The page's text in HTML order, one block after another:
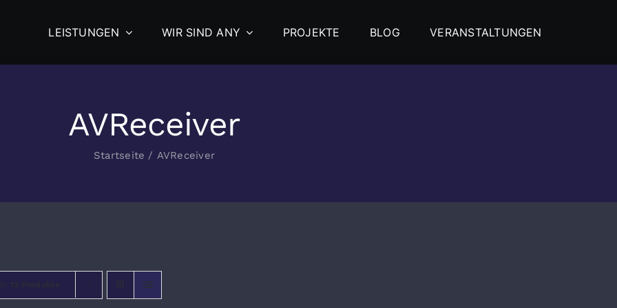
LEISTUNGEN WIR SIND ANY PROJEKTE BLOG VERANSTALTUNGEN
AVReceiver
Startseite / AVReceiver